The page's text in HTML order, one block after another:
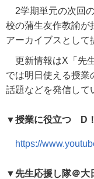
2学期単元の次回
校の蒲生友作教諭が
アーカイブスとして
更新情報はX 「先
では明日使える授業
話題などを発信して
▼授業に役立つ D
https://
▼ 先生応援し隊＠大